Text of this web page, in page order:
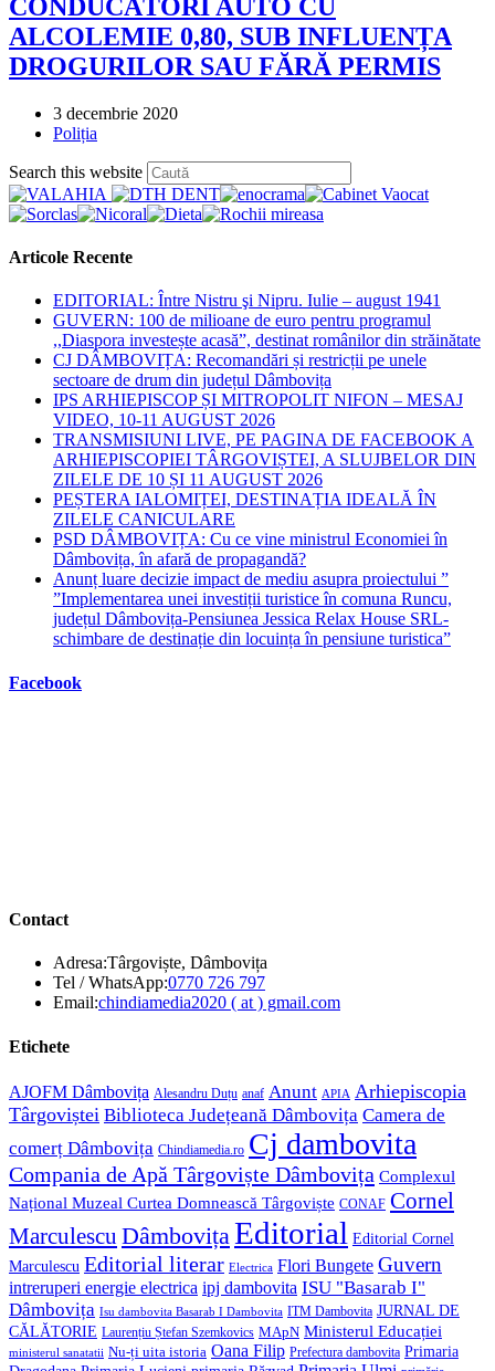
CONDUCĂTORI AUTO CU
ALCOLEMIE 0,80, SUB INFLUENȚA
DROGURILOR SAU FĂRĂ PERMIS
Post
published:
3 decembrie 2020
Post
Poliția
Search this website
Escape
Articole Recente
EDITORIAL: Între Nistru şi Nipru. Iulie – august 1941
GUVERN: 100 de milioane de euro pentru programul
,,Diaspora investește acasă”, destinat românilor din străinătate
CJ DÂMBOVIȚA: Recomandări și restricții pe unele
sectoare de drum din județul Dâmbovița
IPS ARHIEPISCOP ȘI MITROPOLIT NIFON – MESAJ
VIDEO, 10-11 AUGUST 2026
TRANSMISIUNI LIVE, PE PAGINA DE FACEBOOK A
ARHIEPISCOPIEI TÂRGOVIȘTEI, A SLUJBELOR DIN
ZILELE DE 10 ȘI 11 AUGUST 2026
PEȘTERA IALOMIȚEI, DESTINAȚIA IDEALĂ ÎN
ZILELE CANICULARE
PSD DÂMBOVIȚA: Cu ce vine ministrul Economiei în
Dâmbovița, în afară de propagandă?
Anunț luare decizie impact de mediu asupra proiectului ”
”Implementarea unei investiții turistice în comuna Runcu,
județul Dâmbovița-Pensiunea Jessica Relax House SRL-
schimbare de destinație din locuința în pensiune turistica”
Facebook
Contact
Adresa:Târgoviște, Dâmbovița
Tel / WhatsApp:0770 726 797Opens
in
Email:chindiamedia2020 ( at ) gmail.comOpens
Etichete
AJOFM Dâmbovița Alesandru Duțu anaf Anunt APIA Arhiepiscopia
Târgoviștei Biblioteca Județeană Dâmbovița Camera de
comerț Dâmbovița Chindiamedia.ro Cj dambovita
Compania de Apă Târgoviște Dâmbovița Complexul
Național Muzeal Curtea Domnească Târgoviște CONAF Cornel
Marculescu Dâmbovița Editorial Editorial Cornel
Marculescu Editorial literar Electrica Flori Bungete Guvern
intreruperi energie electrica ipj dambovita ISU "Basarab I"
Dâmbovița Isu dambovita Basarab I Dambovita ITM Dambovita JURNAL DE
CĂLĂTORIE Laurențiu Ștefan Szemkovics MApN Ministerul Educației
ministerul sanatatii Nu-ți uita istoria Oana Filip Prefectura dambovita Primaria